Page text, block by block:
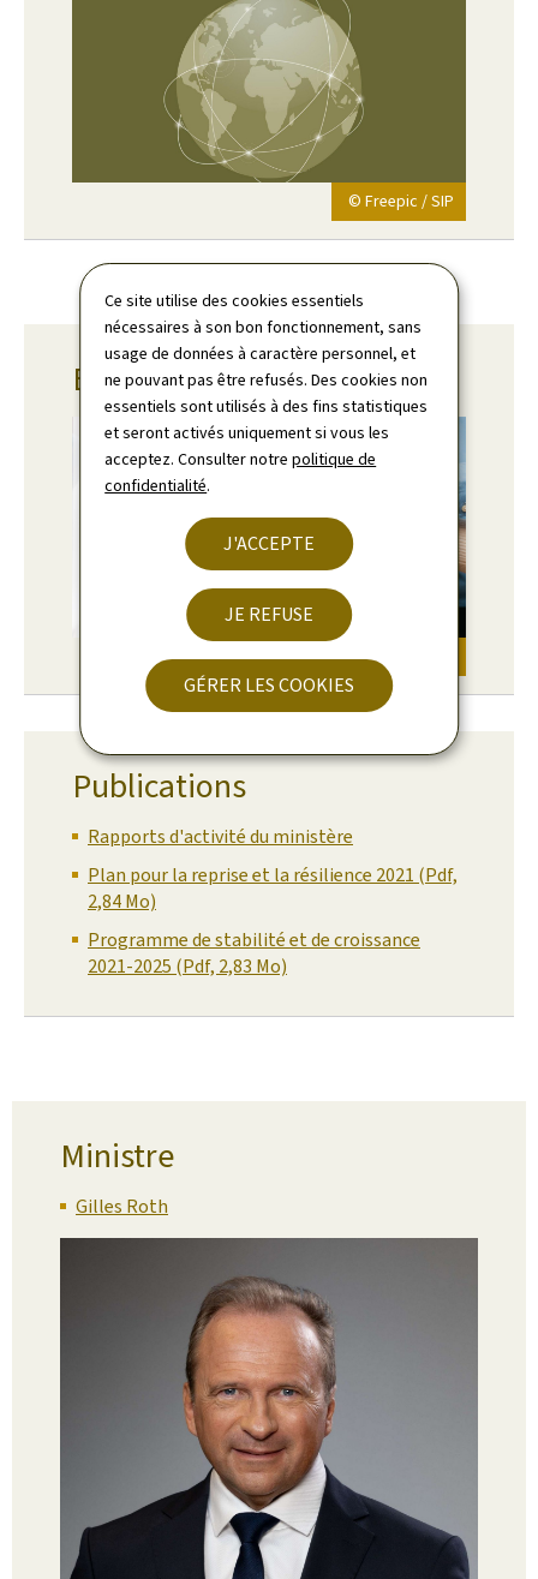
Ce site utilise des cookies essentiels
nécessaires à son bon fonctionnement, sans
usage de données à caractère personnel, et
ne pouvant pas être refusés. Des cookies non
essentiels sont utilisés à des fins statistiques
et seront activés uniquement si vous les
acceptez. Consulter notrepolitique de
confidentialité.
J'ACCEPTE
JE REFUSE
GÉRER LES COOKIES
© Freepic / SIP
Budget 2026
Publications
Rapports d'activité du ministère
Plan pour la reprise et la résilience 2021 (Pdf,
2,84 Mo)
Programme de stabilité et de croissance
2021-2025 (Pdf, 2,83 Mo)
Ministre
Gilles Roth